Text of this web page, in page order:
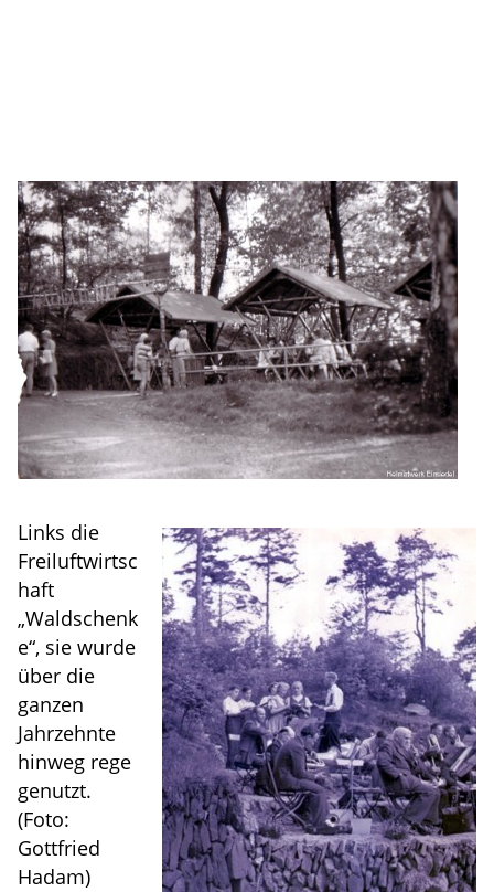
Links die
Freiluftwirtsc
haft
„Waldschenk
e“, sie wurde
über die
ganzen
Jahrzehnte
hinweg rege
genutzt.
(Foto:
Gottfried
Hadam)